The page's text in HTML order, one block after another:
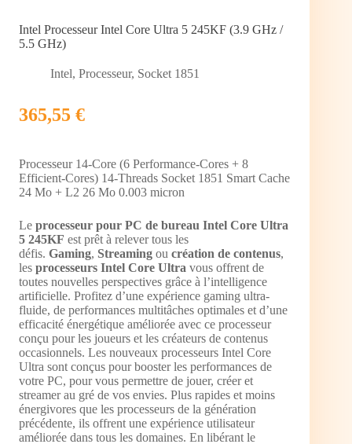
Intel Processeur Intel Core Ultra 5 245KF (3.9 GHz /
5.5 GHz)
Intel, Processeur, Socket 1851
365,55 €
Processeur 14-Core (6 Performance-Cores + 8
Efficient-Cores) 14-Threads Socket 1851 Smart Cache
24 Mo + L2 26 Mo 0.003 micron
Le processeur pour PC de bureau Intel Core Ultra
5 245KF est prêt à relever tous les
défis. Gaming, Streaming ou création de contenus,
les processeurs Intel Core Ultra vous offrent de
toutes nouvelles perspectives grâce à l’intelligence
artificielle. Profitez d’une expérience gaming ultra-
fluide, de performances multitâches optimales et d’une
efficacité énergétique améliorée avec ce processeur
conçu pour les joueurs et les créateurs de contenus
occasionnels. Les nouveaux processeurs Intel Core
Ultra sont conçus pour booster les performances de
votre PC, pour vous permettre de jouer, créer et
streamer au gré de vos envies. Plus rapides et moins
énergivores que les processeurs de la génération
précédente, ils offrent une expérience utilisateur
améliorée dans tous les domaines. En libérant le